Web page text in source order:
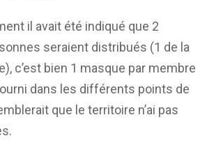
il avait été indiqué que 2
seraient distribués (1 de la
c’est bien 1 masque par membre
dans les différents points de
que le territoire n’ai pas